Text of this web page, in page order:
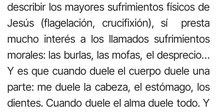
describir los mayores sufrimientos físicos de
Jesús (flagelación, crucifixión), sí presta
mucho interés a los llamados sufrimientos
morales: las burlas, las mofas, el desprecio…
Y es que cuando duele el cuerpo duele una
parte: me duele la cabeza, el estómago, los
dientes. Cuando duele el alma duele todo. Y